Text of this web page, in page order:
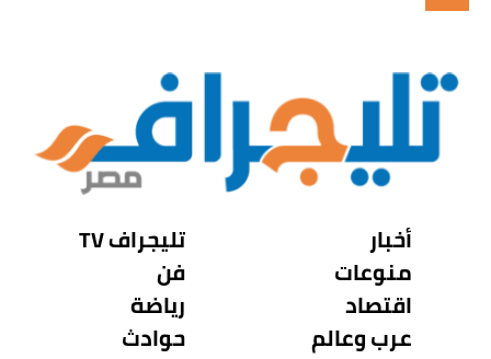
أخبار
منوعات
اقتصاد
عرب وعالم
تليجراف TV
فن
رياضة
حوادث